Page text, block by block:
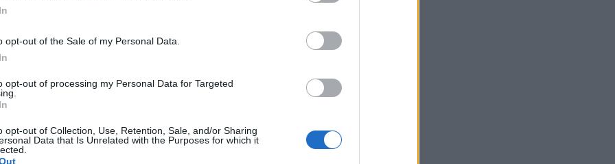
opt-out of the Sale of my Personal Data.
opt-out of processing my Personal Data for Targeted
opt-out of Collection, Use, Retention, Sale, and/or Sharing
Data that Is Unrelated with the Purposes for which it
ΙΔΙΑ ΚΑΤΗΓΟΡΙΑ